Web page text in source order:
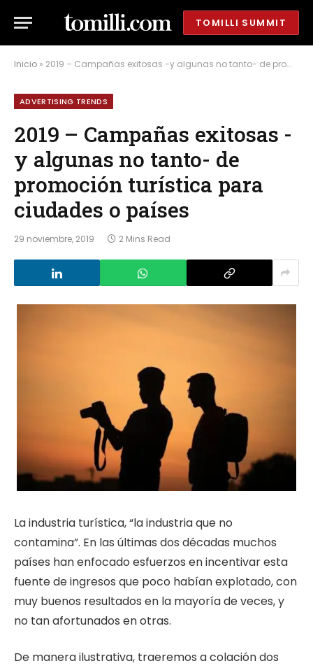
TOMILLI SUMMIT
Inicio » 2019 – Campañas exitosas -y algunas no tanto- de promoción turística para ciudades o países
ADVERTISING TRENDS
2019 – Campañas exitosas -
y algunas no tanto- de
promoción turística para
ciudades o países
29 noviembre, 2019 2 Mins Read
La industria turística, “la industria que no
contamina”. En las últimas dos décadas muchos
países han enfocado esfuerzos en incentivar esta
fuente de ingresos que poco habían explotado, con
muy buenos resultados en la mayoría de veces, y
no tan afortunados en otras.
De manera ilustrativa, traeremos a colación dos